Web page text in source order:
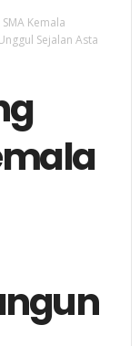
Kemala
Sejalan Asta